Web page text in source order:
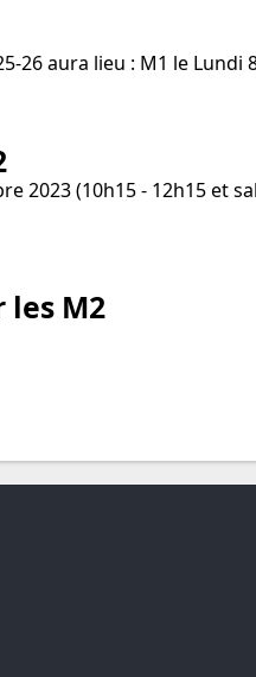
26 aura lieu : M1 le Lundi
2023 (10h15 - 12h15 et
les M2